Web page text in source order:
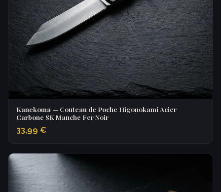
Kanekoma — Couteau de Poche Higonokami Acier
Carbone SK Manche Fer Noir
33,99 €